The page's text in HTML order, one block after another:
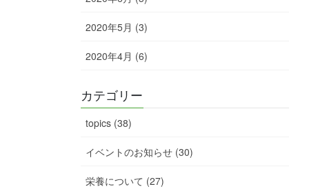
2020年5月 (3)
2020年4月 (6)
カテゴリー
topics (38)
イベントのお知らせ (30)
栄養について (27)